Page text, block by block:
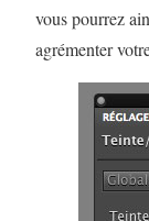
vous pourrez
agrémenter